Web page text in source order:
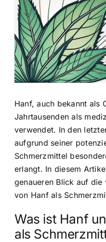
grösseres
Bild
Hanf, auch bekannt als
Jahrtausenden als
verwendet. In den
aufgrund seiner
Schmerzmittel
erlangt. In diesem
genaueren Blick auf die
von Hanf als
Was ist Hanf
als